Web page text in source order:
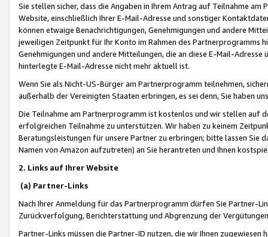
Sie stellen sicher, dass die Angaben in Ihrem Antrag auf Teilnahme
Website, einschließlich Ihrer E-Mail-Adresse und sonstiger
können etwaige Benachrichtigungen, Genehmigungen und andere
jeweiligen Zeitpunkt für Ihr Konto im Rahmen des Partnerprogramms
Genehmigungen und andere Mitteilungen, die an diese E-Mail-
hinterlegte E-Mail-Adresse nicht mehr aktuell ist.
Wenn Sie als Nicht-US-Bürger am Partnerprogramm teilnehmen,
außerhalb der Vereinigten Staaten erbringen, es sei denn, Sie haben
Die Teilnahme am Partnerprogramm ist kostenlos und wir stellen auf
erfolgreichen Teilnahme zu unterstützen. Wir haben zu keinem
Beratungsleistungen für unsere Partner zu erbringen; bitte lassen Sie
Namen von Amazon aufzutreten) an Sie herantreten und Ihnen
2. Links auf Ihrer Website
(a) Partner-Links
Nach Ihrer Anmeldung für das Partnerprogramm dürfen Sie Partner-
Zurückverfolgung, Berichterstattung und Abgrenzung der
Partner-Links müssen die Partner-ID nutzen, die wir Ihnen zugewiesen